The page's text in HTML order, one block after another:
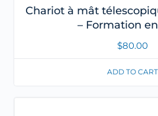
Chariot à mât
– Formation
$80.00
ADD TO CART